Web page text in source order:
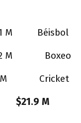
M Béisbol
M Boxeo
Cricket
$21.9 M